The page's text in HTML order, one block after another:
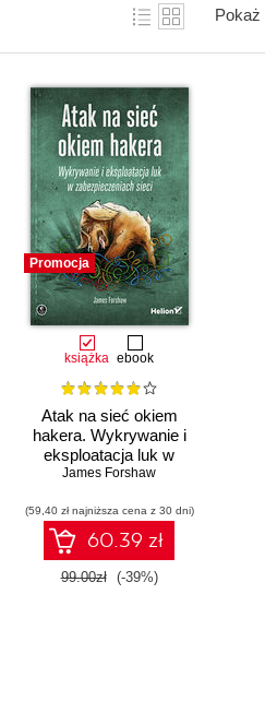
Pokaż
Promocja
książka ebook
Atak na sieć okiem
hakera. Wykrywanie i
eksploatacja luk w
zabezpieczeniach sieci
James Forshaw
(59,40 zł najniższa cena z 30 dni)
60.39 zł
99.00zł (-39%)